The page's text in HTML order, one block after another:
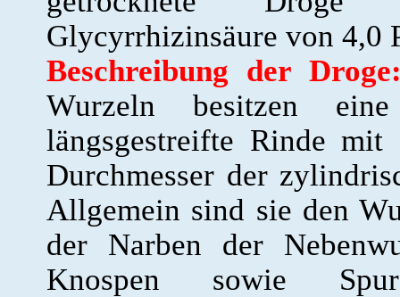
Glycyrrhizinsäure von 4,0
Beschreibung der
Wurzeln besitzen
längsgestreifte Rinde
Durchmesser der
Allgemein sind sie den
der Narben der
Knospen sowie